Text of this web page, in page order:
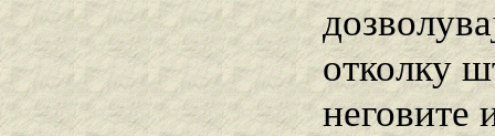
отколку
неговите